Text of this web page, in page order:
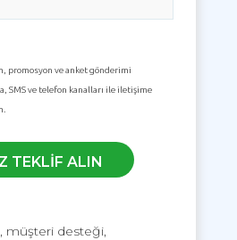
promosyon ve anket gönderimi
SMS ve telefon kanalları ile iletişime
TEKLİF ALIN
müşteri desteği,